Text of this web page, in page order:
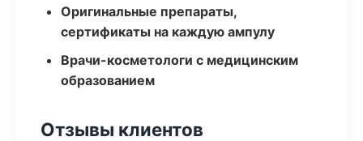
Оригинальные препараты,
сертификаты на каждую ампулу
Врачи-косметологи с медицинским
образованием
Отзывы клиентов